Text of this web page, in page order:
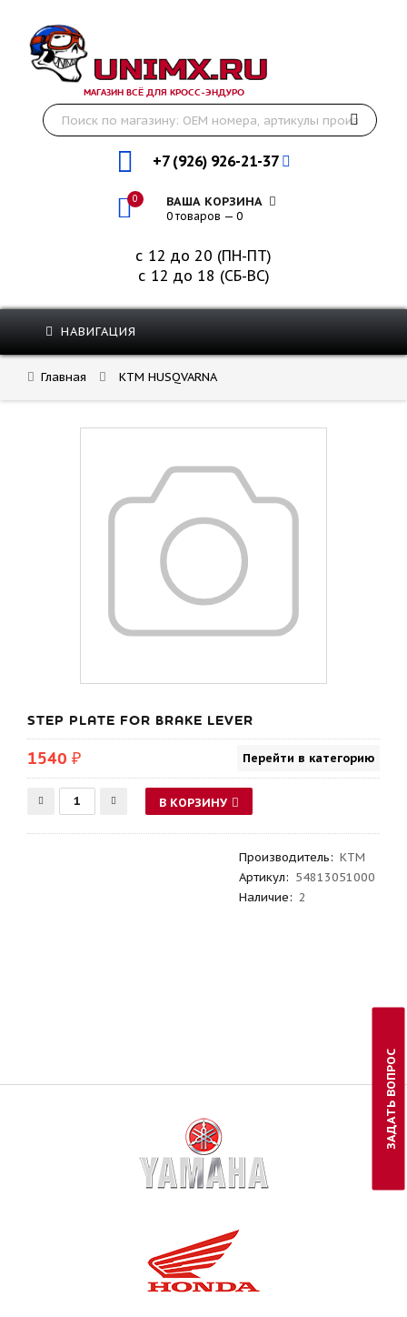
МАГАЗИН ВСЁ ДЛЯ КРОСС-ЭНДУРО
+7 (926) 926-21-37
0 ВАША КОРЗИНА
0 товаров — 0
с 12 до 20 (ПН-ПТ)
с 12 до 18 (СБ-ВС)
НАВИГАЦИЯ
Главная KTM HUSQVARNA
STEP PLATE FOR BRAKE LEVER
1540 ₽ Перейти в категорию
В КОРЗИНУ
Производитель: KTM
Артикул: 54813051000
Наличие: 2
ЗАДАТЬ ВОПРОС